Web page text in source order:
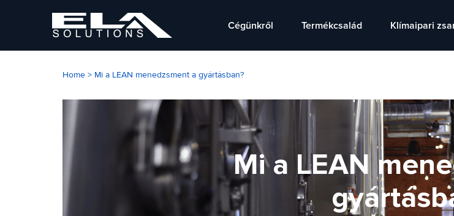
Cégünkről Termékcsalád Klímaipari
Home > Mi a LEAN menedzsment a gyártásban?
Mi a LEAN